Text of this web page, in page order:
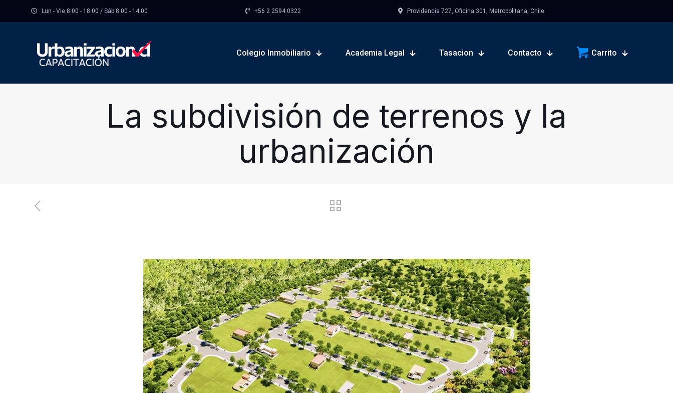
Lun - Vie 8:00 - 18:00 / Sáb 8:00 - 14:00 +56 2 2594 0322 Providencia 727, Oficina 301, Metropolitana, Chile
Colegio Inmobiliario Academia Legal Tasacion Contacto Carrito
La subdivisión de terrenos y la
urbanización